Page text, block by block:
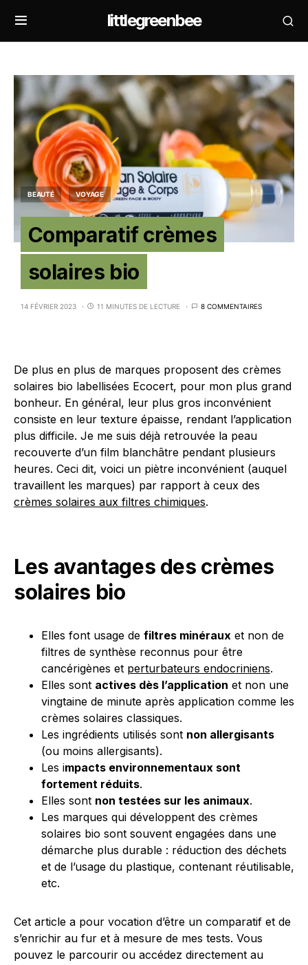
littlegreenbee
BEAUTÉ VOYAGE
Comparatif crèmes
solaires bio
14 FÉVRIER 2023 11 MINUTES DE LECTURE 8 COMMENTAIRES
De plus en plus de marques proposent des crèmes
solaires bio labellisées Ecocert, pour mon plus grand
bonheur. En général, leur plus gros inconvénient
consiste en leur texture épaisse, rendant l’application
plus difficile. Je me suis déjà retrouvée la peau
recouverte d’un film blanchâtre pendant plusieurs
heures. Ceci dit, voici un piètre inconvénient (auquel
travaillent les marques) par rapport à ceux des
crèmes solaires aux filtres chimiques.
Les avantages des crèmes
solaires bio
Elles font usage de filtres minéraux et non de
filtres de synthèse reconnus pour être
cancérigènes et perturbateurs endocriniens.
Elles sont actives dès l’application et non une
vingtaine de minute après application comme les
crèmes solaires classiques.
Les ingrédients utilisés sont non allergisants
(ou moins allergisants).
Les impacts environnementaux sont
fortement réduits.
Elles sont non testées sur les animaux.
Les marques qui développent des crèmes
solaires bio sont souvent engagées dans une
démarche plus durable : réduction des déchets
et de l’usage du plastique, contenant réutilisable,
etc.
Cet article a pour vocation d’être un comparatif et de
s’enrichir au fur et à mesure de mes tests. Vous
pouvez le parcourir ou accédez directement au